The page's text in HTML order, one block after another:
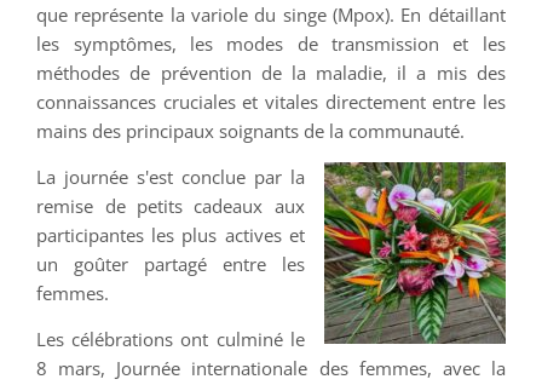
que représente la variole du singe (Mpox). En détaillant
les symptômes, les modes de transmission et les
méthodes de prévention de la maladie, il a mis des
connaissances cruciales et vitales directement entre les
mains des principaux soignants de la communauté.
La journée s'est conclue par la
remise de petits cadeaux aux
participantes les plus actives et
un goûter partagé entre les
femmes.
Les célébrations ont culminé le
8 mars, Journée internationale des femmes, avec la